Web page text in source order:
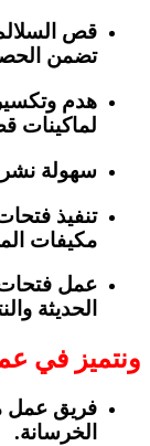
قص
تضمن
هدم
لماكينات
سهولة نشر
تنفيذ
مكيفات
عمل
الحديثة
ونتميز في
فريق
الخرسانة.